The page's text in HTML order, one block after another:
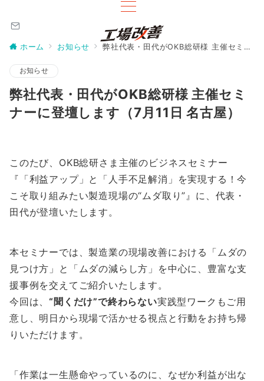
ホーム お知らせ 弊社代表・田代がOKB総研様 主催セミナーに登壇します（7月11日 名古屋）
お知らせ
弊社代表・田代がOKB総研様 主催セミ
ナーに登壇します（7月11日 名古屋）
このたび、OKB総研さま主催のビジネスセミナー
『「利益アップ」と「人手不足解消」を実現する！今
こそ取り組みたい製造現場の“ムダ取り”』に、代表・
田代が登壇いたします。
本セミナーでは、製造業の現場改善における「ムダの
見つけ方」と「ムダの減らし方」を中心に、豊富な支
援事例を交えてご紹介いたします。
今回は、“聞くだけ”で終わらない実践型ワークもご用
意し、明日から現場で活かせる視点と行動をお持ち帰
りいただけます。
「作業は一生懸命やっているのに、なぜか利益が出な